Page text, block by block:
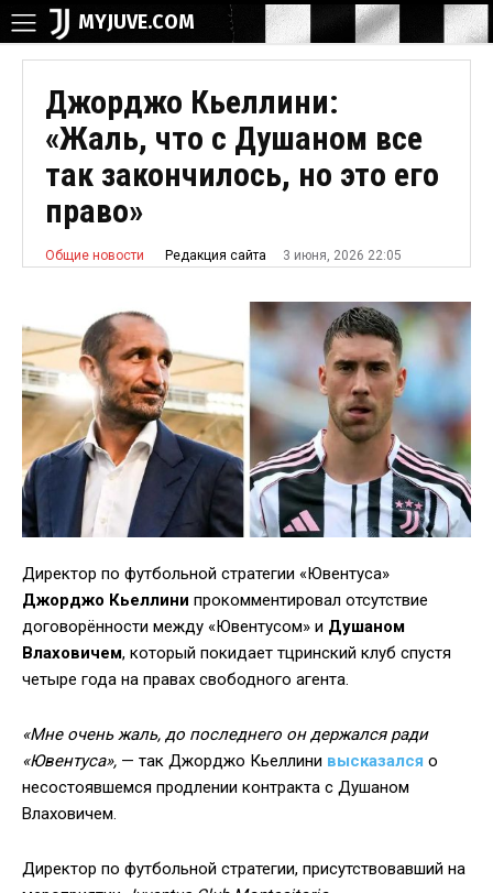
MYJUVE.COM
Джорджо Кьеллини:
«Жаль, что с Душаном все
так закончилось, но это его
право»
Общие новости Редакция сайта 3 июня, 2026 22:05
Директор по футбольной стратегии «Ювентуса»
Джорджо Кьеллини прокомментировал отсутствие
договорённости между «Ювентусом» и Душаном
Влаховичем, который покидает тцринский клуб спустя
четыре года на правах свободного агента.
«Мне очень жаль, до последнего он держался ради
«Ювентуса», — так Джорджо Кьеллини высказался о
несостоявшемся продлении контракта с Душаном
Влаховичем.
Директор по футбольной стратегии, присутствовавший на